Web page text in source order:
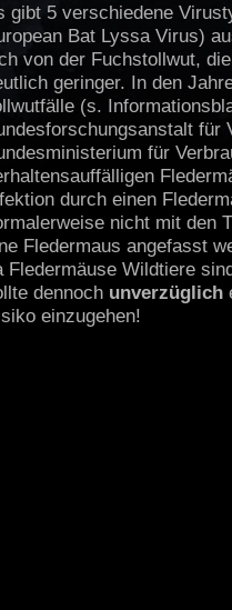
gibt 5 verschiedene
Bat Lyssa Virus)
von der Fuchstollwut,
geringer. In den
(s.
für
für
durch einen
nicht mit den
Fledermaus angefasst
Fledermäuse Wildtiere
dennoch unverzüglich
einzugehen!